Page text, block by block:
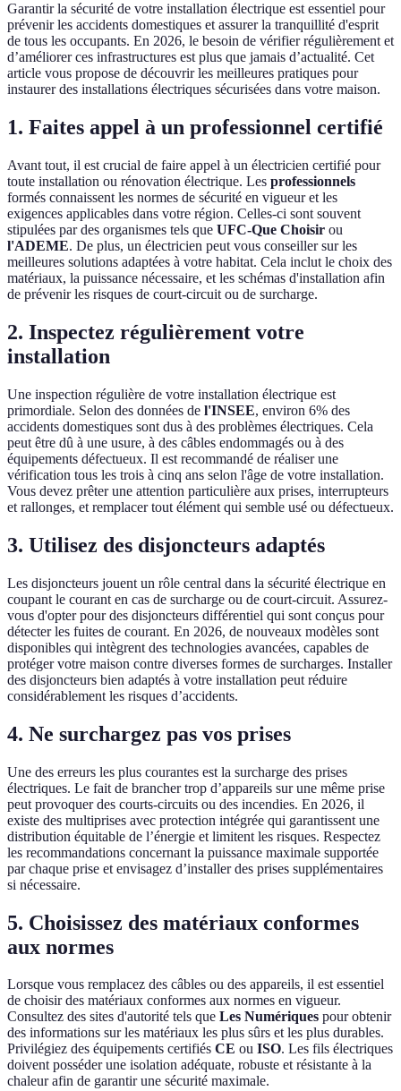
Garantir la sécurité de votre installation électrique est essentiel pour
prévenir les accidents domestiques et assurer la tranquillité d'esprit
de tous les occupants. En 2026, le besoin de vérifier régulièrement et
d’améliorer ces infrastructures est plus que jamais d’actualité. Cet
article vous propose de découvrir les meilleures pratiques pour
instaurer des installations électriques sécurisées dans votre maison.
1. Faites appel à un professionnel certifié
Avant tout, il est crucial de faire appel à un électricien certifié pour
toute installation ou rénovation électrique. Les professionnels
formés connaissent les normes de sécurité en vigueur et les
exigences applicables dans votre région. Celles-ci sont souvent
stipulées par des organismes tels que UFC-Que Choisir ou
l'ADEME. De plus, un électricien peut vous conseiller sur les
meilleures solutions adaptées à votre habitat. Cela inclut le choix des
matériaux, la puissance nécessaire, et les schémas d'installation afin
de prévenir les risques de court-circuit ou de surcharge.
2. Inspectez régulièrement votre
installation
Une inspection régulière de votre installation électrique est
primordiale. Selon des données de l'INSEE, environ 6% des
accidents domestiques sont dus à des problèmes électriques. Cela
peut être dû à une usure, à des câbles endommagés ou à des
équipements défectueux. Il est recommandé de réaliser une
vérification tous les trois à cinq ans selon l'âge de votre installation.
Vous devez prêter une attention particulière aux prises, interrupteurs
et rallonges, et remplacer tout élément qui semble usé ou défectueux.
3. Utilisez des disjoncteurs adaptés
Les disjoncteurs jouent un rôle central dans la sécurité électrique en
coupant le courant en cas de surcharge ou de court-circuit. Assurez-
vous d'opter pour des disjoncteurs différentiel qui sont conçus pour
détecter les fuites de courant. En 2026, de nouveaux modèles sont
disponibles qui intègrent des technologies avancées, capables de
protéger votre maison contre diverses formes de surcharges. Installer
des disjoncteurs bien adaptés à votre installation peut réduire
considérablement les risques d’accidents.
4. Ne surchargez pas vos prises
Une des erreurs les plus courantes est la surcharge des prises
électriques. Le fait de brancher trop d’appareils sur une même prise
peut provoquer des courts-circuits ou des incendies. En 2026, il
existe des multiprises avec protection intégrée qui garantissent une
distribution équitable de l’énergie et limitent les risques. Respectez
les recommandations concernant la puissance maximale supportée
par chaque prise et envisagez d’installer des prises supplémentaires
si nécessaire.
5. Choisissez des matériaux conformes
aux normes
Lorsque vous remplacez des câbles ou des appareils, il est essentiel
de choisir des matériaux conformes aux normes en vigueur.
Consultez des sites d'autorité tels que Les Numériques pour obtenir
des informations sur les matériaux les plus sûrs et les plus durables.
Privilégiez des équipements certifiés CE ou ISO. Les fils électriques
doivent posséder une isolation adéquate, robuste et résistante à la
chaleur afin de garantir une sécurité maximale.